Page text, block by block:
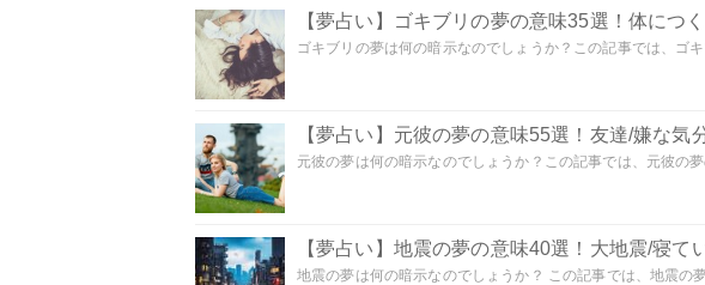
【夢占い】ゴキブリの夢の意味35選！体につ
ゴキブリの夢は何の暗示なのでしょうか？この記事では、ゴキ
【夢占い】元彼の夢の意味55選！友達/嫌な気
元彼の夢は何の暗示なのでしょうか？この記事では、元彼の夢
【夢占い】地震の夢の意味40選！大地震/寝て
地震の夢は何の暗示なのでしょうか？ この記事では、地震の夢